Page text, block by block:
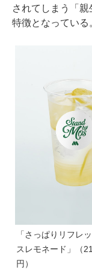
されてしまう「
特徴となっている
「さっぱりリフレ
スレモネード」（
円）